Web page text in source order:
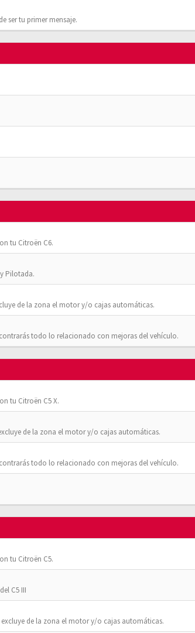
ser tu primer mensaje.
tu Citroën C6.
Pilotada.
de la zona el motor y/o cajas automáticas.
todo lo relacionado con mejoras del vehículo.
tu Citroën C5 X.
de la zona el motor y/o cajas automáticas.
todo lo relacionado con mejoras del vehículo.
tu Citroën C5.
C5 III
de la zona el motor y/o cajas automáticas.